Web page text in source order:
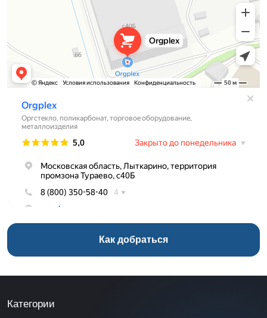
Как добраться
Категории